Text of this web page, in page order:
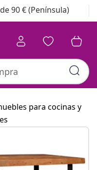
90 € (Península)
para cocinas y